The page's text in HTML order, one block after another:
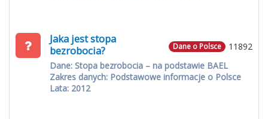
11892
Dane o Polsce
Jaka jest stopa
bezrobocia?
Dane: Stopa bezrobocia – na podstawie BAEL
Zakres danych: Podstawowe informacje o Polsce
Lata: 2012